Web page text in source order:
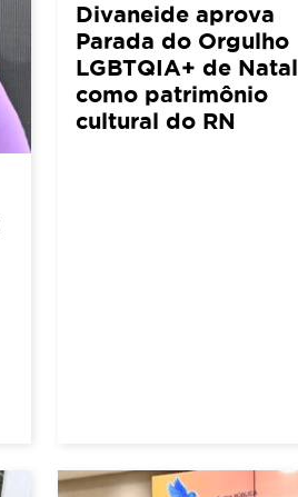
Divaneide aprova
Parada do Orgulho
LGBTQIA+ de Natal
como patrimônio
cultural do RN